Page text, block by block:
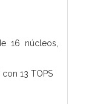
16 núcleos,
13 TOPS